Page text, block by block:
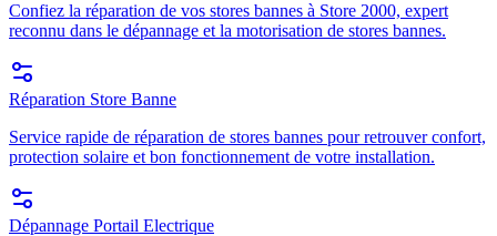
Confiez la réparation de vos stores bannes à Store 2000, expert
reconnu dans le dépannage et la motorisation de stores bannes.
Réparation Store Banne
Service rapide de réparation de stores bannes pour retrouver confort,
protection solaire et bon fonctionnement de votre installation.
Dépannage Portail Electrique